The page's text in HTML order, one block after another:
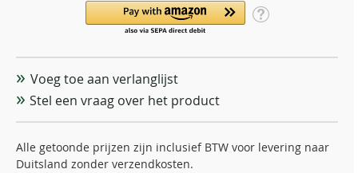
Voeg toe aan verlanglijst
Stel een vraag over het product
Alle getoonde prijzen zijn inclusief BTW voor levering naar
Duitsland zonder verzendkosten.